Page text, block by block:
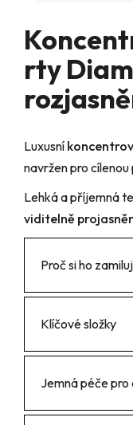
z
5
hvězdiček.
rty
Luxusní
navržen pro
Lehká a příjemná
viditelně
Proč si ho
Klíčové složky
Jemná péče